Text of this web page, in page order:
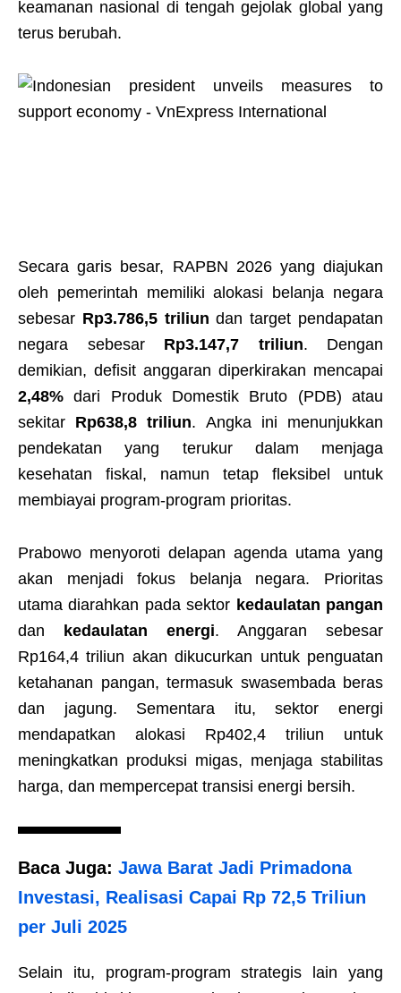
keamanan nasional di tengah gejolak global yang
terus berubah.
Secara garis besar, RAPBN 2026 yang diajukan
oleh pemerintah memiliki alokasi belanja negara
sebesar Rp3.786,5 triliun dan target pendapatan
negara sebesar Rp3.147,7 triliun. Dengan
demikian, defisit anggaran diperkirakan mencapai
2,48% dari Produk Domestik Bruto (PDB) atau
sekitar Rp638,8 triliun. Angka ini menunjukkan
pendekatan yang terukur dalam menjaga
kesehatan fiskal, namun tetap fleksibel untuk
membiayai program-program prioritas.
Prabowo menyoroti delapan agenda utama yang
akan menjadi fokus belanja negara. Prioritas
utama diarahkan pada sektor kedaulatan pangan
dan
kedaulatan energi. Anggaran sebesar
Rp164,4 triliun akan dikucurkan untuk penguatan
ketahanan pangan, termasuk swasembada beras
dan jagung. Sementara itu, sektor energi
mendapatkan alokasi Rp402,4 triliun untuk
meningkatkan produksi migas, menjaga stabilitas
harga, dan mempercepat transisi energi bersih.
Baca Juga: Jawa Barat Jadi Primadona
Investasi, Realisasi Capai Rp 72,5 Triliun
per Juli 2025
Selain itu, program-program strategis lain yang